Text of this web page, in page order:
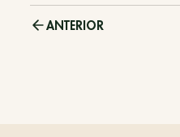
ANTERIOR